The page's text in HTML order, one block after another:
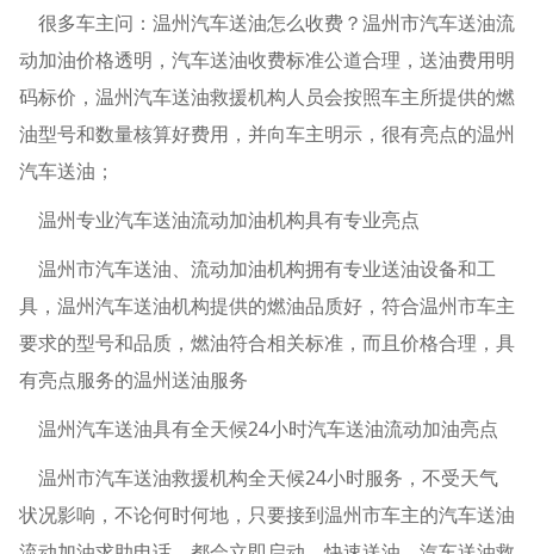
很多车主问：温州汽车送油怎么收费？温州市汽车送油流
动加油价格透明，汽车送油收费标准公道合理，送油费用明
码标价，温州汽车送油救援机构人员会按照车主所提供的燃
油型号和数量核算好费用，并向车主明示，很有亮点的温州
汽车送油；
温州专业汽车送油流动加油机构具有专业亮点
温州市汽车送油、流动加油机构拥有专业送油设备和工
具，温州汽车送油机构提供的燃油品质好，符合温州市车主
要求的型号和品质，燃油符合相关标准，而且价格合理，具
有亮点服务的温州送油服务
温州汽车送油具有全天候24小时汽车送油流动加油亮点
温州市汽车送油救援机构全天候24小时服务，不受天气
状况影响，不论何时何地，只要接到温州市车主的汽车送油